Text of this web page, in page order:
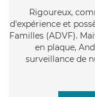
Rigoureux,
d'expérience et
Familles (ADVF).
en plaque,
surveillance de